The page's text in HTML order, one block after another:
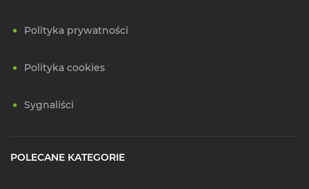
Polityka prywatności
Polityka cookies
Sygnaliści
POLECANE KATEGORIE